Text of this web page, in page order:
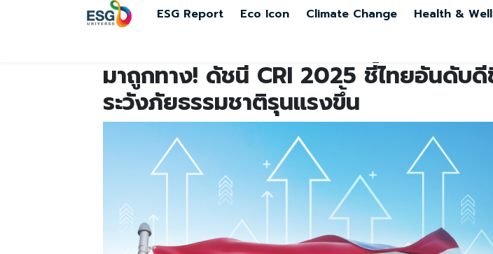
ESG Report Eco Icon Climate Change Health &
มาถูกทาง! ดัชนี CRI 2025 ชี้ไทยอันดั
ระวังภัยธรรมชาติรุนแรงขึ้น